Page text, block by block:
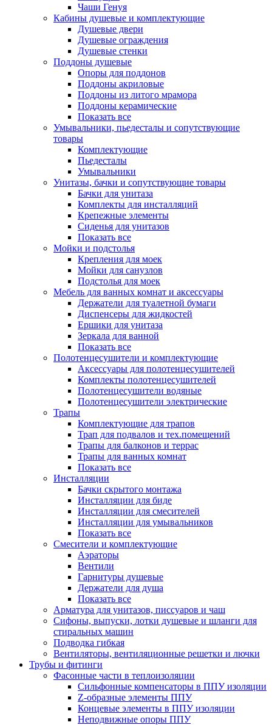
Чаши Генуя
Кабины душевые и комплектующие
Душевые двери
Душевые ограждения
Душевые стенки
Поддоны душевые
Опоры для поддонов
Поддоны акриловые
Поддоны из литого мрамора
Поддоны керамические
Показать все
Умывальники, пьедесталы и сопутствующие
товары
Комплектующие
Пьедесталы
Умывальники
Унитазы, бачки и сопутствующие товары
Бачки для унитаза
Комплекты для инсталляций
Крепежные элементы
Сиденья для унитазов
Показать все
Мойки и подстолья
Крепления для моек
Мойки для санузлов
Подстолья для моек
Мебель для ванных комнат и аксессуары
Держатели для туалетной бумаги
Диспенсеры для жидкостей
Ершики для унитаза
Зеркала для ванной
Показать все
Полотенцесушители и комплектующие
Аксессуары для полотенцесушителей
Комплекты полотенцесушителей
Полотенцесушители водяные
Полотенцесушители электрические
Трапы
Комплектующие для трапов
Трап для подвалов и тех.помещений
Трапы для балконов и террас
Трапы для ванных комнат
Показать все
Инсталляции
Бачки скрытого монтажа
Инсталляции для биде
Инсталляции для смесителей
Инсталляции для умывальников
Показать все
Смесители и комплектующие
Аэраторы
Вентили
Гарнитуры душевые
Держатели для душа
Показать все
Арматура для унитазов, писсуаров и чаш
Сифоны, выпуски, лотки душевые и шланги для
стиральных машин
Подводка гибкая
Вентиляторы, вентиляционные решетки и лючки
Трубы и фитинги
Фасонные части в теплоизоляции
Cильфонные компенсаторы в ППУ изоляции
Z-образные элементы ППУ
Концевые элементы в ППУ изоляции
Неподвижные опоры ППУ